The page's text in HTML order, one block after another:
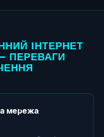
ІНТЕРНЕТ
ПЕРЕВАГИ
мережа